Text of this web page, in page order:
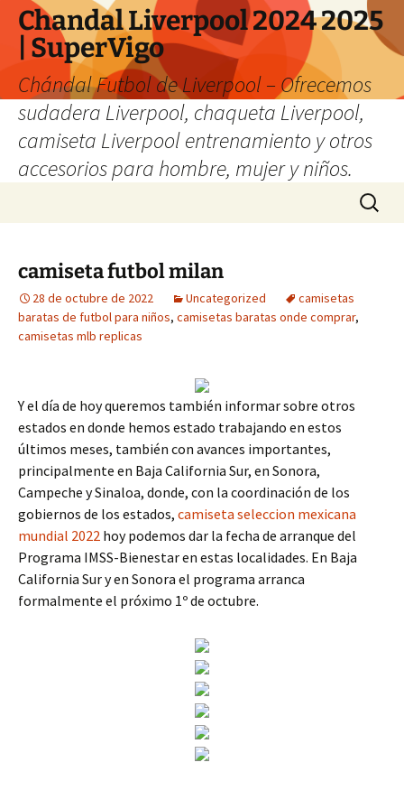
Chandal Liverpool 2024 2025
| SuperVigo
Chándal Futbol de Liverpool – Ofrecemos
sudadera Liverpool, chaqueta Liverpool,
camiseta Liverpool entrenamiento y otros
accesorios para hombre, mujer y niños.
Buscar:
camiseta futbol milan
28 de octubre de 2022 Uncategorized
camisetas
baratas de futbol para niños, camisetas baratas onde comprar,
camisetas mlb replicas
Y el día de hoy queremos también informar sobre otros
estados en donde hemos estado trabajando en estos
últimos meses, también con avances importantes,
principalmente en Baja California Sur, en Sonora,
Campeche y Sinaloa, donde, con la coordinación de los
gobiernos de los estados, camiseta seleccion mexicana
mundial 2022 hoy podemos dar la fecha de arranque del
Programa IMSS-Bienestar en estas localidades. En Baja
California Sur y en Sonora el programa arranca
formalmente el próximo 1º de octubre.